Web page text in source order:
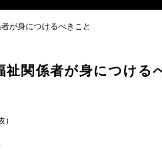
が身につけるべきこと
関係者が身につける